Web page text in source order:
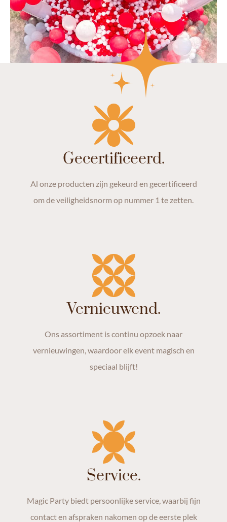
Gecertificeerd.
Al onze producten zijn gekeurd en gecertificeerd
om de veiligheidsnorm op nummer 1 te zetten.
Vernieuwend.
Ons assortiment is continu opzoek naar
vernieuwingen, waardoor elk event magisch en
speciaal blijft!
Service.
Magic Party biedt persoonlijke service, waarbij fijn
contact en afspraken nakomen op de eerste plek